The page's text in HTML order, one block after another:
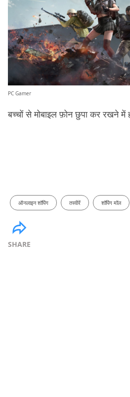
PC Gamer
बच्चों से मोबाइल फ़ोन छुपा कर रखने में
ऑनलाइन शॉपिंग तस्वीरें शॉपिंग मॉल
SHARE